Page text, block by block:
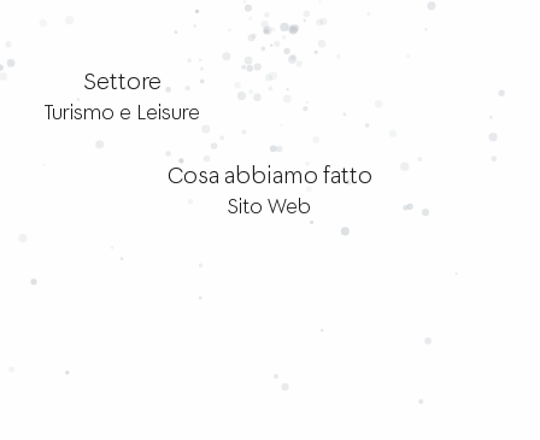
Settore
Turismo e Leisure
Cosa abbiamo fatto
Sito Web